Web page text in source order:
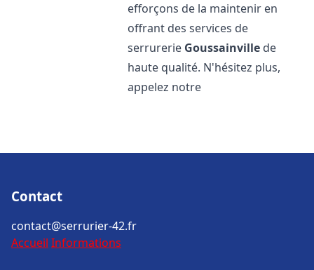
efforçons de la maintenir en
offrant des services de
serrurerie Goussainville de
haute qualité. N'hésitez plus,
appelez notre
Contact
contact@serrurier-42.fr
Accueil Informations